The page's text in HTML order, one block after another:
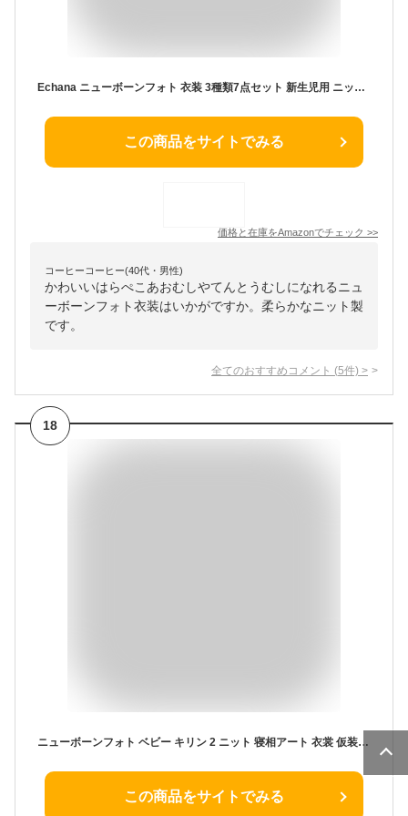
Echana ニューボーンフォト 衣装 3種類7点セット 新生児用 ニットコスチューム 月齢フォト 100日祝い 撮影小物
この商品をサイトでみる
価格と在庫をAmazonでチェック >>
コーヒーコーヒー(40代・男性)
かわいいはらぺこあおむしやてんとうむしになれるニュ
ーボーンフォト衣装はいかがですか。柔らかなニット製
です。
全てのおすすめコメント (5件) >
18
ニューボーンフォト ベビー キリン 2 ニット 寝相アート 衣裳 仮装 コスチューム 帽子 パンツ セット 写真撮影 記念写真 年賀状 男の子 女の子 新生児
この商品をサイトでみる